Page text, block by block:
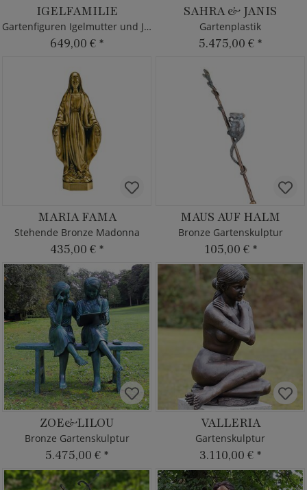
IGELFAMILIE
Gartenfiguren Igelmutter und Jungtiere
649,00 € *
SAHRA & JANIS
Gartenplastik
5.475,00 € *
MARIA FAMA
Stehende Bronze Madonna
435,00 € *
MAUS AUF HALM
Bronze Gartenskulptur
105,00 € *
ZOE&LILOU
Bronze Gartenskulptur
5.475,00 € *
VALLERIA
Gartenskulptur
3.110,00 € *